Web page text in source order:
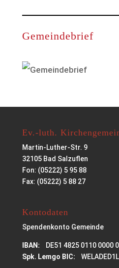
Gemeindebrief
Ev.-luth.
Martin-Luther-Str. 9
32105 Bad Salzuflen
Fon: (05222) 5 95 88
Fax: (05222) 5 88 27
Kontodaten
Spendenkonto Gemeinde
IBAN: DE51 4825 0110 0000
Spk. Lemgo BIC: